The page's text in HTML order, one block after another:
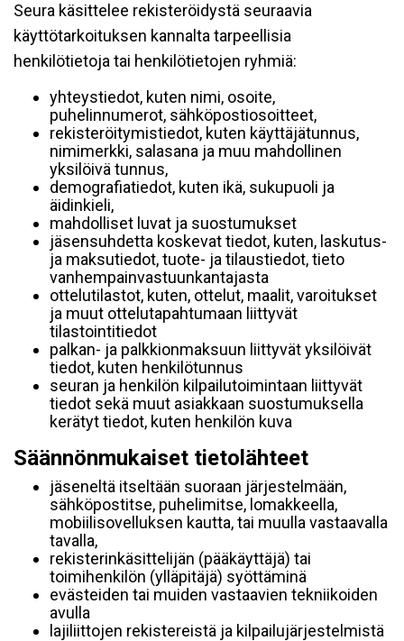
Seura käsittelee rekisteröidystä seuraavia
käyttötarkoituksen kannalta tarpeellisia
henkilötietoja tai henkilötietojen ryhmiä:
yhteystiedot, kuten nimi, osoite,
puhelinnumerot, sähköpostiosoitteet,
rekisteröitymistiedot, kuten käyttäjätunnus,
nimimerkki, salasana ja muu mahdollinen
yksilöivä tunnus,
demografiatiedot, kuten ikä, sukupuoli ja
äidinkieli,
mahdolliset luvat ja suostumukset
jäsensuhdetta koskevat tiedot, kuten, laskutus-
ja maksutiedot, tuote- ja tilaustiedot, tieto
vanhempainvastuunkantajasta
ottelutilastot, kuten, ottelut, maalit, varoitukset
ja muut ottelutapahtumaan liittyvät
tilastointitiedot
palkan- ja palkkionmaksuun liittyvät yksilöivät
tiedot, kuten henkilötunnus
seuran ja henkilön kilpailutoimintaan liittyvät
tiedot sekä muut asiakkaan suostumuksella
kerätyt tiedot, kuten henkilön kuva
Säännönmukaiset tietolähteet
jäseneltä itseltään suoraan järjestelmään,
sähköpostitse, puhelimitse, lomakkeella,
mobiilisovelluksen kautta, tai muulla vastaavalla
tavalla,
rekisterinkäsittelijän (pääkäyttäjä) tai
toimihenkilön (ylläpitäjä) syöttäminä
evästeiden tai muiden vastaavien tekniikoiden
avulla
lajiliittojen rekistereistä ja kilpailujärjestelmistä